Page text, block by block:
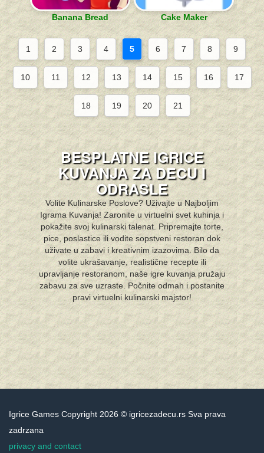
Banana Bread Cake Maker
1 2 3 4 5 6 7 8 9
10 11 12 13 14 15 16 17
18 19 20 21
BESPLATNE IGRICE
KUVANJA ZA DECU I
ODRASLE
Volite Kulinarske Poslove? Uživajte u Najboljim
Igrama Kuvanja! Zaronite u virtuelni svet kuhinja i
pokažite svoj kulinarski talenat. Pripremajte torte,
pice, poslastice ili vodite sopstveni restoran dok
uživate u zabavi i kreativnim izazovima. Bilo da
volite ukrašavanje, realistične recepte ili
upravljanje restoranom, naše igre kuvanja pružaju
zabavu za sve uzraste. Počnite odmah i postanite
pravi virtuelni kulinarski majstor!
Igrice Games Copyright 2026 © igricezadecu.rs Sva prava
zadrzana
privacy and contact